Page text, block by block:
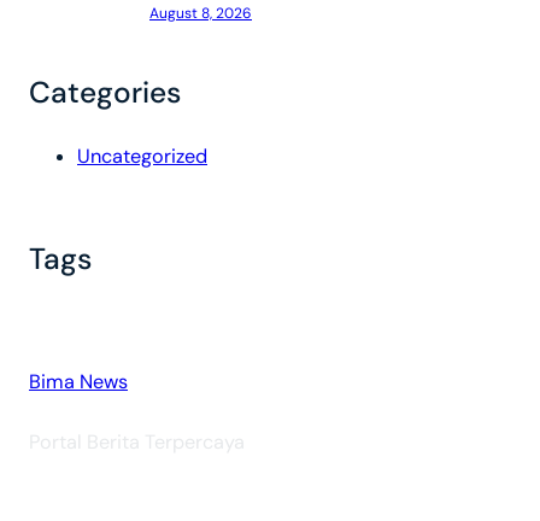
August 8, 2026
Categories
Uncategorized
Tags
Bima News
Portal Berita Terpercaya